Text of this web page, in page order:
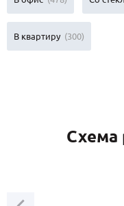
В квартиру (300)
Схема